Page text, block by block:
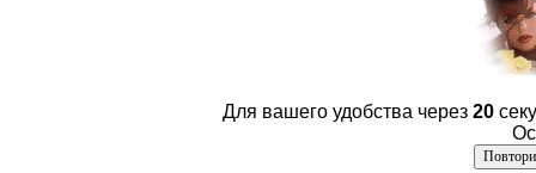
Для вашего удобства через 20